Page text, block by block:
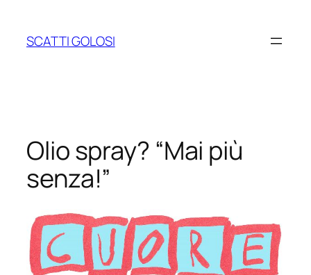
contenuto
SCATTI GOLOSI
Olio spray? “Mai più
senza!”